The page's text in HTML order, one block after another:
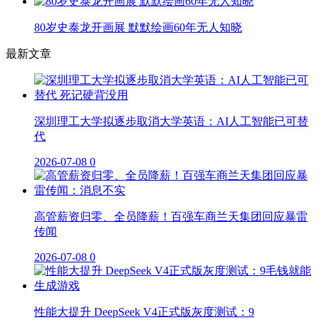
80岁史泰龙开画展 默默绘画60年无人知晓
最新文章
深圳理工大学拟逐步取消大学英语：AI人工智能已可替
代
2026-07-08 0
高管薪资归零、全员降薪！百强车商兰天集团回应暴雷
传闻
2026-07-08 0
性能大提升 DeepSeek V4正式版灰度测试：9